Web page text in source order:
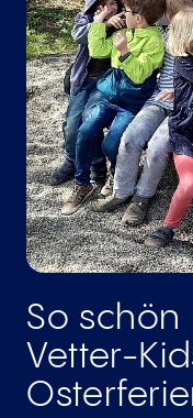
News &
Karriere
So
Vetter-